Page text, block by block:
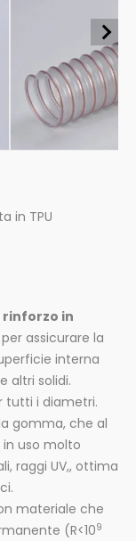
e bevan
in TPU
rinforzo in
per assicurare la
interna
altri solidi.
tutti i diametri.
gomma, che al
uso molto
raggi UV,, ottima
materiale che
(R<109